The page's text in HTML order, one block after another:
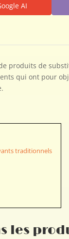
AI
produits de
qui ont pour
traditionnels
les